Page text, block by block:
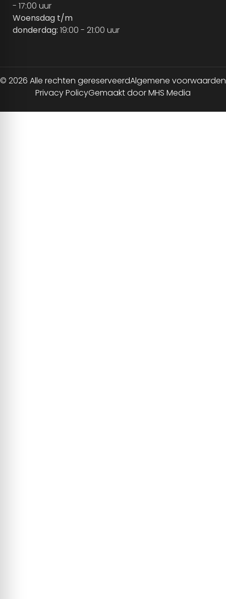
- 17:00 uur
Woensdag t/m
donderdag: 19:00 - 21:00 uur
© 2026 Alle rechten gereserveerdAlgemene voorwaarden
Privacy PolicyGemaakt door MHS Media